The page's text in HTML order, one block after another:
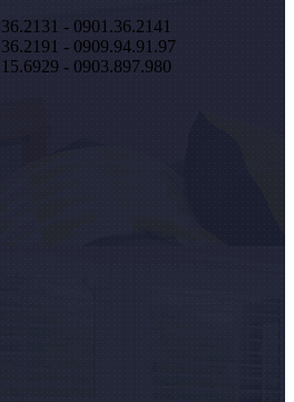
- 0901.36.2141
- 0909.94.91.97
- 0903.897.980